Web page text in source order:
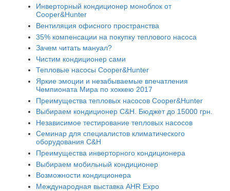
Инверторный кондиционер моноблок от
Cooper&Hunter
Вентиляция офисного пространства
35% компенсации на покупку теплового насоса
Зачем читать мануал?
Чистим кондиционер сами
Тепловые насосы Cooper&Hunter
Яркие эмоции и незабываемые впечатления
Чемпионата Мира по хоккею 2017
Преимущества тепловых насосов Cooper&Hunter
Выбираем кондиционер C&H. Бюджет до 15000 грн.
Независимое тестирование тепловых насосов
Семинар для специалистов климатического
оборудования C&H
Преимущества инверторного кондиционера
Выбираем мобильный кондиционер
Возможности кондиционера
Международная выставка AHR Expo